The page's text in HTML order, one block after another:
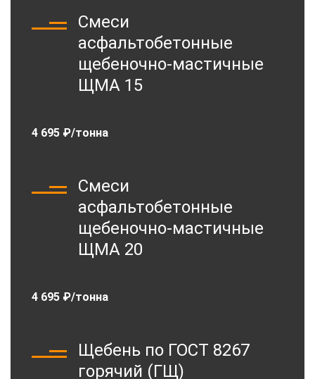
Смеси
асфальтобетонные
щебеночно-мастичные
ЩМА 15
4 695 ₽/тонна
Смеси
асфальтобетонные
щебеночно-мастичные
ЩМА 20
4 695 ₽/тонна
Щебень по ГОСТ 8267
горячий (ГЩ)